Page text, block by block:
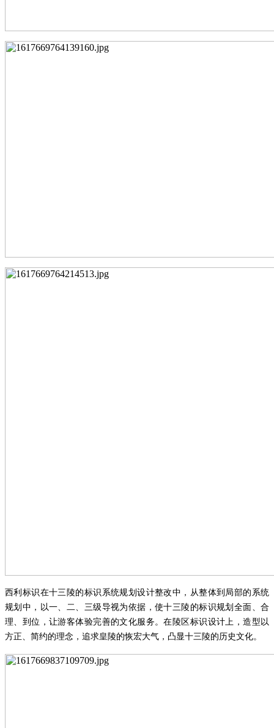
西利标识在十三陵的标识系统规划设计整改中，从整体到局部的系统
规划中，以一、二、三级导视为依据，使十三陵的标识规划全面、合
理、到位，让游客体验完善的文化服务。在陵区标识设计上，造型以
方正、简约的理念，追求皇陵的恢宏大气，凸显十三陵的历史文化。